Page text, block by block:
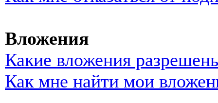
Вложения
Какие вложения
Как мне найти мои